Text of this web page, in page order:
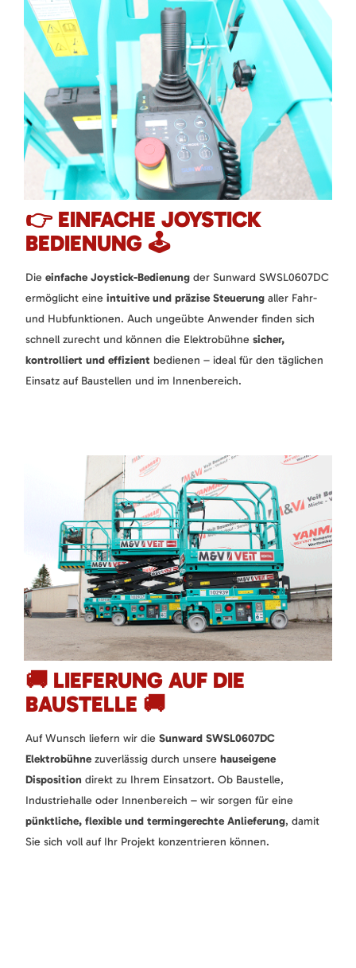
👉 EINFACHE JOYSTICK
BEDIENUNG 🕹️
Die einfache Joystick-Bedienung der Sunward SWSL0607DC
ermöglicht eine intuitive und präzise Steuerung aller Fahr-
und Hubfunktionen. Auch ungeübte Anwender finden sich
schnell zurecht und können die Elektrobühne sicher,
kontrolliert und effizient bedienen – ideal für den täglichen
Einsatz auf Baustellen und im Innenbereich.
🚚 LIEFERUNG AUF DIE
BAUSTELLE 🚚
Auf Wunsch liefern wir die Sunward SWSL0607DC
Elektrobühnezuverlässig durch unsere hauseigene
Disposition direkt zu Ihrem Einsatzort. Ob Baustelle,
Industriehalle oder Innenbereich – wir sorgen für eine
pünktliche, flexible und termingerechte Anlieferung, damit
Sie sich voll auf Ihr Projekt konzentrieren können.